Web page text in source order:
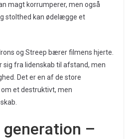
magt korrumperer, men også
stolthed kan ødelægge et
og Streep bærer filmens hjerte.
sig fra lidenskab til afstand, men
Det er en af de store
et destruktivt, men
generation –